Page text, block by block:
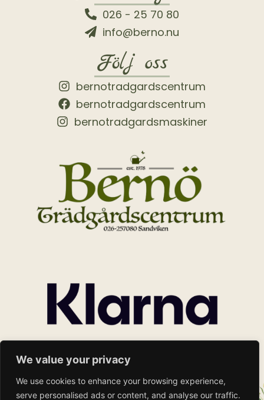
We value your privacy
We use cookies to enhance your browsing experience,
serve personalised ads or content, and analyse our traffic.
026 - 25 70 80
info@berno.nu
Följ oss
bernotradgardscentrum
bernotradgardscentrum
bernotradgardsmaskiner